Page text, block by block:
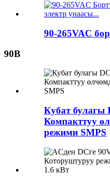
90-265VAC
90В
Кубат булагы
Компакттуу
режими SMPS